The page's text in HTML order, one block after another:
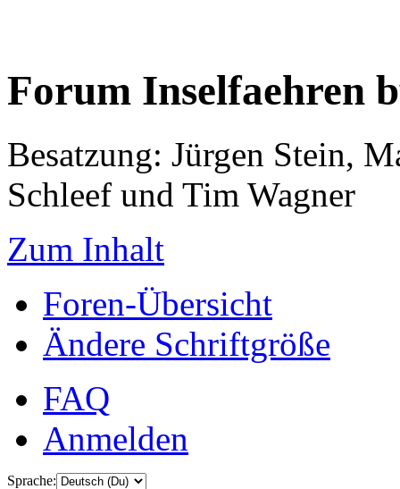
Forum Inselfaehren
Besatzung: Jürgen Stein,
Schleef und Tim Wagner
Zum Inhalt
Foren-Übersicht
Ändere Schriftgröße
FAQ
Anmelden
Sprache: